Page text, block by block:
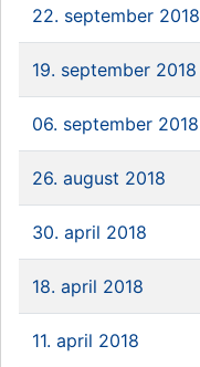
22. september 2018
19. september 2018
06. september 2018
26. august 2018
30. april 2018
18. april 2018
11. april 2018